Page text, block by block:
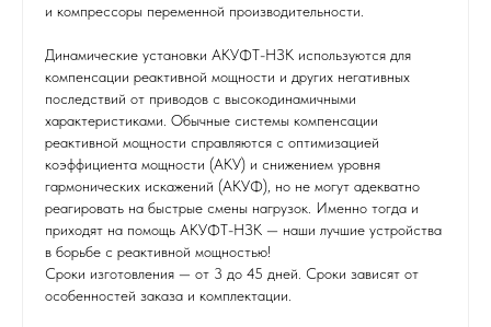
и компрессоры переменной производительности.
Динамические установки АКУФТ-НЗК используются для
компенсации реактивной мощности и других негативных
последствий от приводов с высокодинамичными
характеристиками. Обычные системы компенсации
реактивной мощности справляются с оптимизацией
коэффициента мощности (АКУ) и снижением уровня
гармонических искажений (АКУФ), но не могут адекватно
реагировать на быстрые смены нагрузок. Именно тогда и
приходят на помощь АКУФТ-НЗК — наши лучшие устройства
в борьбе с реактивной мощностью!
Сроки изготовления — от 3 до 45 дней. Сроки зависят от
особенностей заказа и комплектации.